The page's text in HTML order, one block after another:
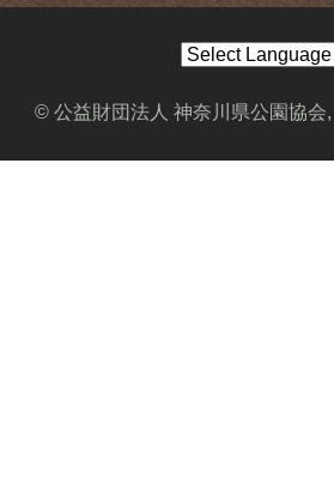
© 公益財団法人 神奈川県公園協会